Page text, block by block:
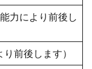
力により前後し
前後します）